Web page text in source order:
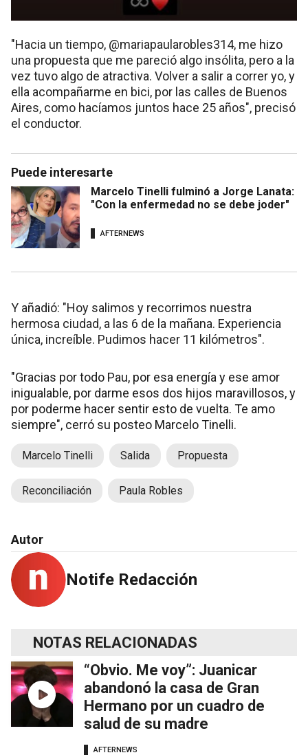
"Hacia un tiempo, @mariapaularobles314, me hizo
una propuesta que me pareció algo insólita, pero a la
vez tuvo algo de atractiva. Volver a salir a correr yo, y
ella acompañarme en bici, por las calles de Buenos
Aires, como hacíamos juntos hace 25 años", precisó
el conductor.
Puede interesarte
Marcelo Tinelli fulminó a Jorge Lanata:
"Con la enfermedad no se debe joder"
AFTERNEWS
Y añadió: "Hoy salimos y recorrimos nuestra
hermosa ciudad, a las 6 de la mañana. Experiencia
única, increíble. Pudimos hacer 11 kilómetros".
"Gracias por todo Pau, por esa energía y ese amor
inigualable, por darme esos dos hijos maravillosos, y
por poderme hacer sentir esto de vuelta. Te amo
siempre", cerró su posteo Marcelo Tinelli.
Marcelo Tinelli Salida Propuesta
Reconciliación Paula Robles
Autor
Notife Redacción
NOTAS RELACIONADAS
“Obvio. Me voy”: Juanicar
abandonó la casa de Gran
Hermano por un cuadro de
salud de su madre
AFTERNEWS